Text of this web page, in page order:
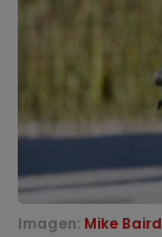
Imagen: Mike Baird